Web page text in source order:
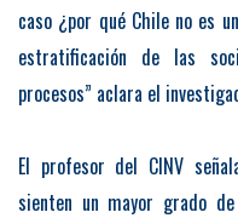
caso ¿por qué Chile no es
estratificación de las
procesos” aclara el
El profesor del CINV
sienten un mayor grado